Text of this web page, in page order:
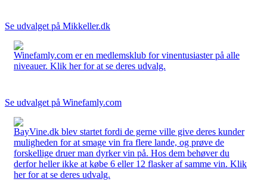
Se udvalget på Mikkeller.dk
Winefamly.com er en medlemsklub for vinentusiaster på alle
niveauer. Klik her for at se deres udvalg.
Se udvalget på Winefamly.com
BayVine.dk blev startet fordi de gerne ville give deres kunder
muligheden for at smage vin fra flere lande, og prøve de
forskellige druer man dyrker vin på. Hos dem behøver du
derfor heller ikke at købe 6 eller 12 flasker af samme vin. Klik
her for at se deres udvalg.